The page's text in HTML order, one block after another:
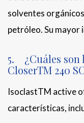
solventes
petróleo. Su mayor
5. ¿Cuáles son
CloserTM 240
IsoclastTM active
características,